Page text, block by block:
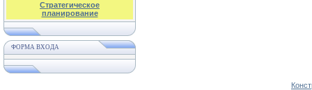
Стратегическое
планирование
ФОРМА ВХОДА